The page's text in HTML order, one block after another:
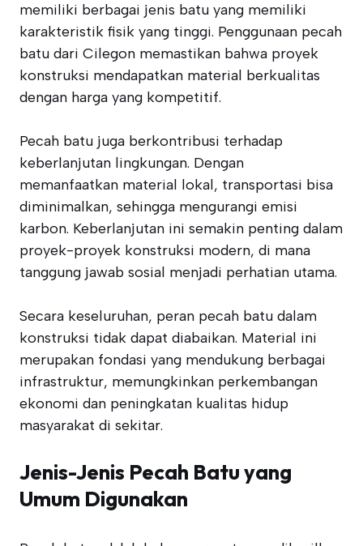
memiliki berbagai jenis batu yang memiliki
karakteristik fisik yang tinggi. Penggunaan pecah
batu dari Cilegon memastikan bahwa proyek
konstruksi mendapatkan material berkualitas
dengan harga yang kompetitif.
Pecah batu juga berkontribusi terhadap
keberlanjutan lingkungan. Dengan
memanfaatkan material lokal, transportasi bisa
diminimalkan, sehingga mengurangi emisi
karbon. Keberlanjutan ini semakin penting dalam
proyek-proyek konstruksi modern, di mana
tanggung jawab sosial menjadi perhatian utama.
Secara keseluruhan, peran pecah batu dalam
konstruksi tidak dapat diabaikan. Material ini
merupakan fondasi yang mendukung berbagai
infrastruktur, memungkinkan perkembangan
ekonomi dan peningkatan kualitas hidup
masyarakat di sekitar.
Jenis-Jenis Pecah Batu yang
Umum Digunakan